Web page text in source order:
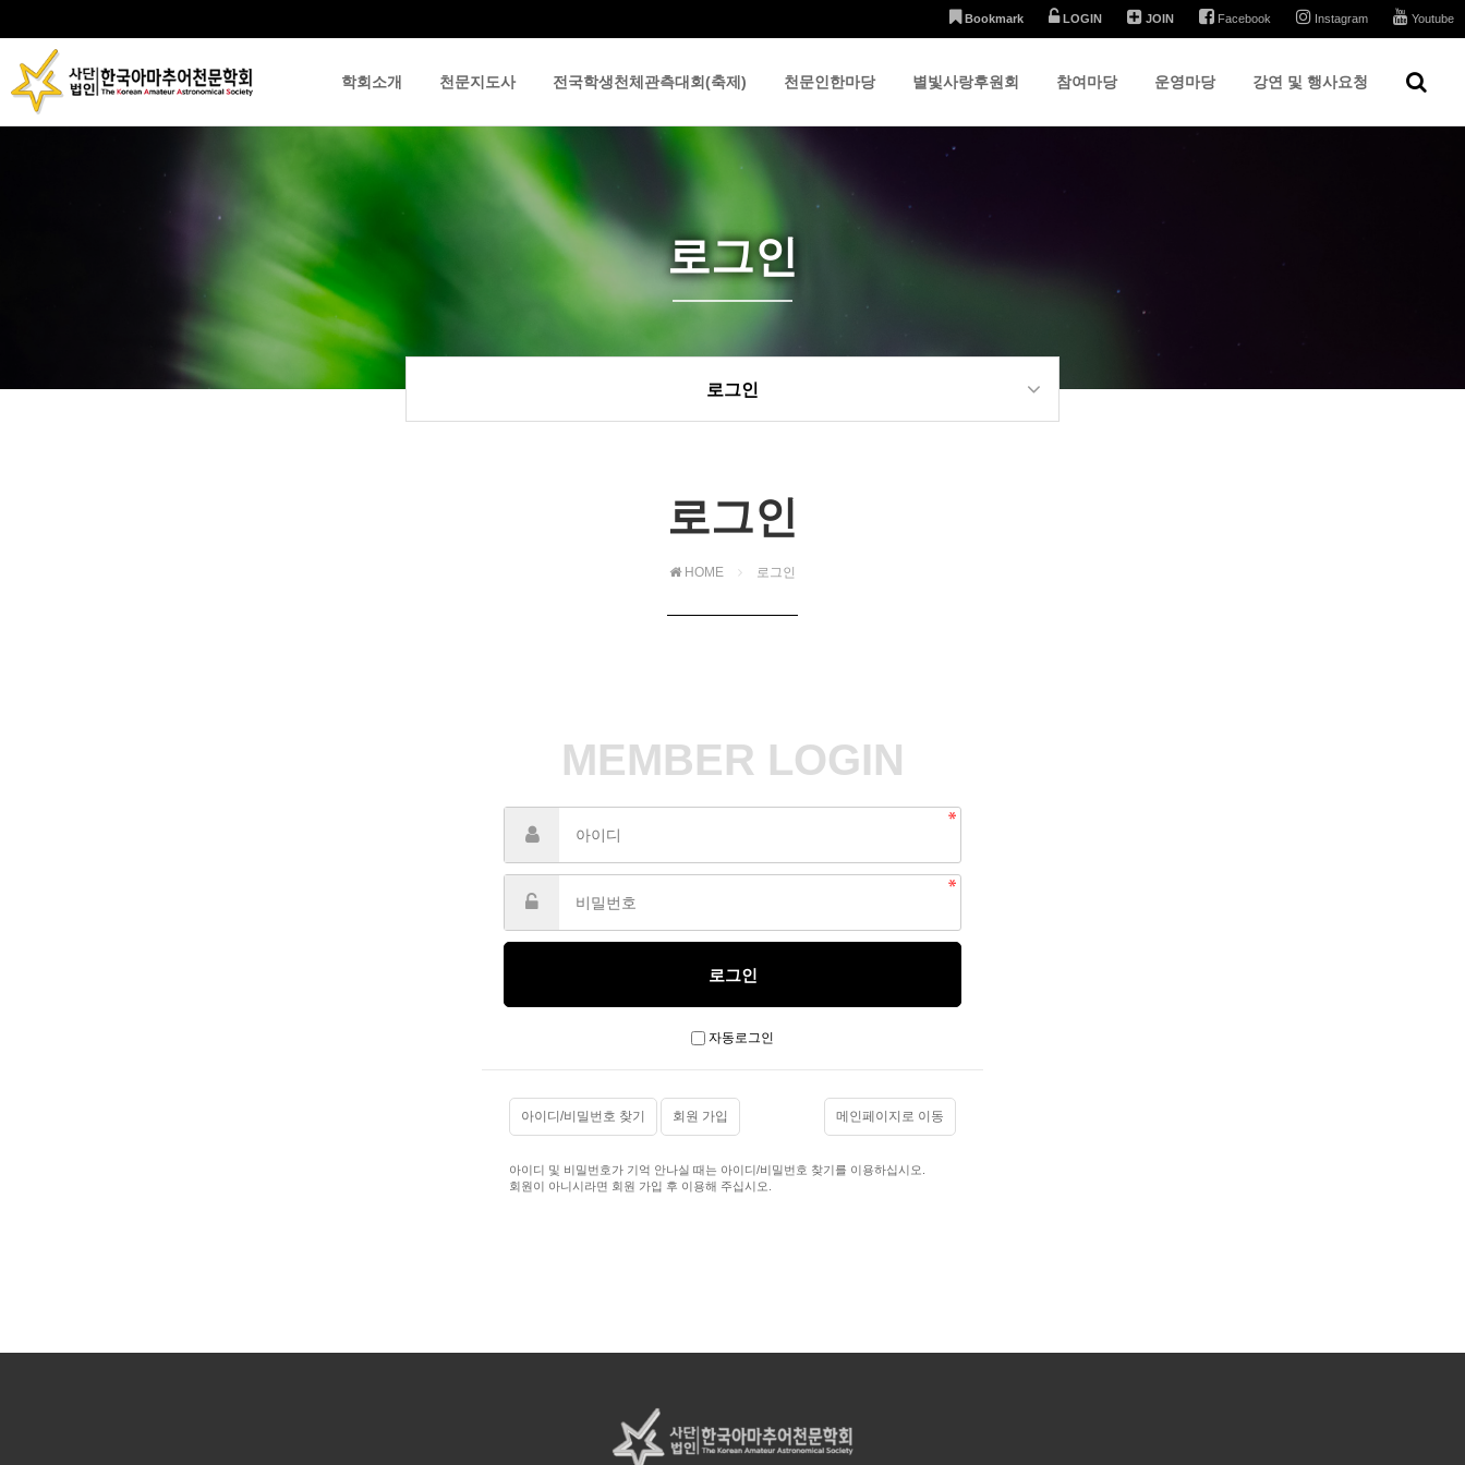
Bookmark LOGIN JOIN Facebook Instagram Youtube
학회소개 천문지도사 전국학생천체관측대회(축제) 천문인한마당 별빛사랑후원회 참여마당
하위분류
운영마당
하위분류
강연 및 행사요청
로그인
로그인
로그인
HOME 로그인
MEMBER LOGIN
자동로그인
아이디/비밀번호 찾기 회원 가입 메인페이지로 이동
아이디 및 비밀번호가 기억 안나실 때는 아이디/비밀번호 찾기를 이용하십시오.
회원이 아니시라면 회원 가입 후 이용해 주십시오.